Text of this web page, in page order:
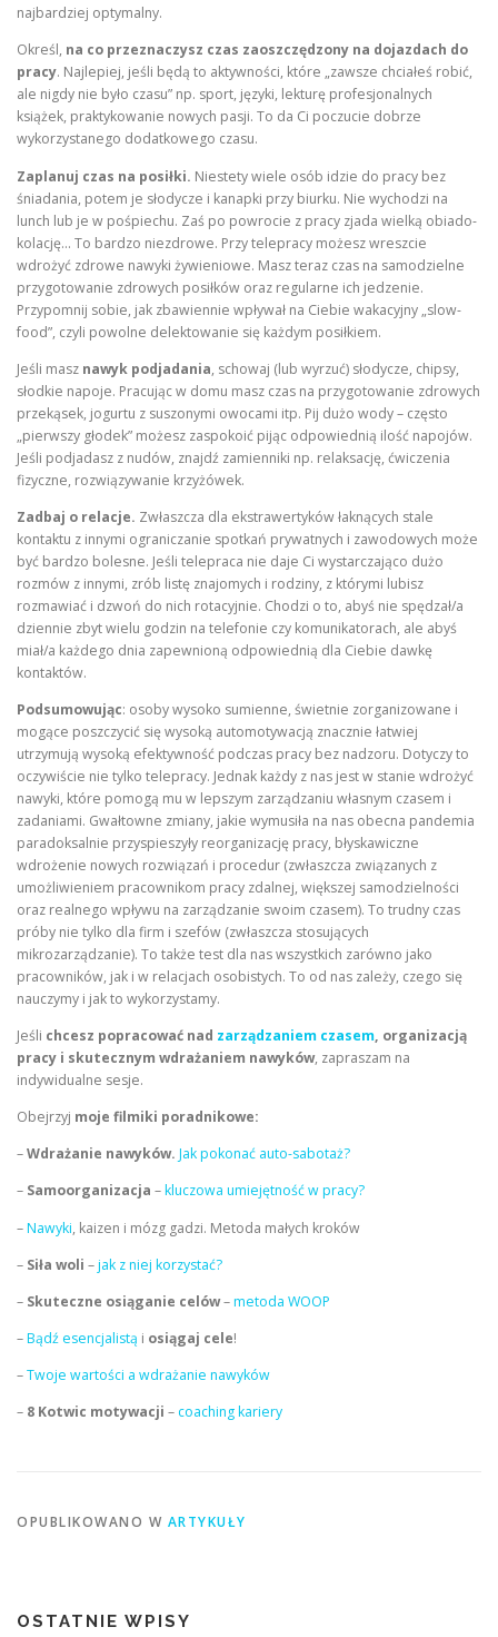
najbardziej optymalny.
Określ, na co przeznaczysz czas zaoszczędzony na dojazdach do
pracy. Najlepiej, jeśli będą to aktywności, które „zawsze chciałeś robić,
ale nigdy nie było czasu” np. sport, języki, lekturę profesjonalnych
książek, praktykowanie nowych pasji. To da Ci poczucie dobrze
wykorzystanego dodatkowego czasu.
Zaplanuj czas na posiłki. Niestety wiele osób idzie do pracy bez
śniadania, potem je słodycze i kanapki przy biurku. Nie wychodzi na
lunch lub je w pośpiechu. Zaś po powrocie z pracy zjada wielką obiado-
kolację… To bardzo niezdrowe. Przy telepracy możesz wreszcie
wdrożyć zdrowe nawyki żywieniowe. Masz teraz czas na samodzielne
przygotowanie zdrowych posiłków oraz regularne ich jedzenie.
Przypomnij sobie, jak zbawiennie wpływał na Ciebie wakacyjny „slow-
food”, czyli powolne delektowanie się każdym posiłkiem.
Jeśli masz nawyk podjadania, schowaj (lub wyrzuć) słodycze, chipsy,
słodkie napoje. Pracując w domu masz czas na przygotowanie zdrowych
przekąsek, jogurtu z suszonymi owocami itp. Pij dużo wody – często
„pierwszy głodek” możesz zaspokoić pijąc odpowiednią ilość napojów.
Jeśli podjadasz z nudów, znajdź zamienniki np. relaksację, ćwiczenia
fizyczne, rozwiązywanie krzyżówek.
Zadbaj o relacje. Zwłaszcza dla ekstrawertyków łaknących stale
kontaktu z innymi ograniczanie spotkań prywatnych i zawodowych może
być bardzo bolesne. Jeśli telepraca nie daje Ci wystarczająco dużo
rozmów z innymi, zrób listę znajomych i rodziny, z którymi lubisz
rozmawiać i dzwoń do nich rotacyjnie. Chodzi o to, abyś nie spędzał/a
dziennie zbyt wielu godzin na telefonie czy komunikatorach, ale abyś
miał/a każdego dnia zapewnioną odpowiednią dla Ciebie dawkę
kontaktów.
Podsumowując: osoby wysoko sumienne, świetnie zorganizowane i
mogące poszczycić się wysoką automotywacją znacznie łatwiej
utrzymują wysoką efektywność podczas pracy bez nadzoru. Dotyczy to
oczywiście nie tylko telepracy. Jednak każdy z nas jest w stanie wdrożyć
nawyki, które pomogą mu w lepszym zarządzaniu własnym czasem i
zadaniami. Gwałtowne zmiany, jakie wymusiła na nas obecna pandemia
paradoksalnie przyspieszyły reorganizację pracy, błyskawiczne
wdrożenie nowych rozwiązań i procedur (zwłaszcza związanych z
umożliwieniem pracownikom pracy zdalnej, większej samodzielności
oraz realnego wpływu na zarządzanie swoim czasem). To trudny czas
próby nie tylko dla firm i szefów (zwłaszcza stosujących
mikrozarządzanie). To także test dla nas wszystkich zarówno jako
pracowników, jak i w relacjach osobistych. To od nas zależy, czego się
nauczymy i jak to wykorzystamy.
Jeśli chcesz popracować nad zarządzaniem czasem, organizacją
pracy i skutecznym wdrażaniem nawyków, zapraszam na
indywidualne sesje.
Obejrzyj moje filmiki poradnikowe:
–Wdrażanie nawyków. Jak pokonać auto-sabotaż?
– Samoorganizacja –kluczowa umiejętność w pracy?
–Nawyki, kaizen i mózg gadzi. Metoda małych kroków
– Siła woli –jak z niej korzystać?
– Skuteczne osiąganie celów–metoda WOOP
–Bądź esencjalistą i osiągaj cele!
–Twoje wartości a wdrażanie nawyków
– 8 Kotwic motywacji – coaching kariery
OPUBLIKOWANO W ARTYKUŁY
OSTATNIE WPISY